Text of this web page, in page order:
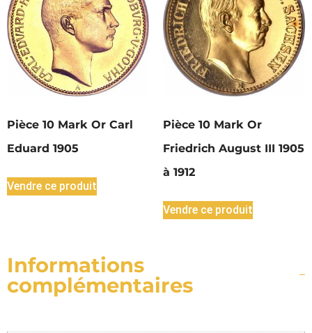
Pièce 10 Mark Or Carl
Eduard 1905
Vendre ce produit
Pièce 10 Mark Or
Friedrich August III 1905
à 1912
Vendre ce produit
Informations
complémentaires